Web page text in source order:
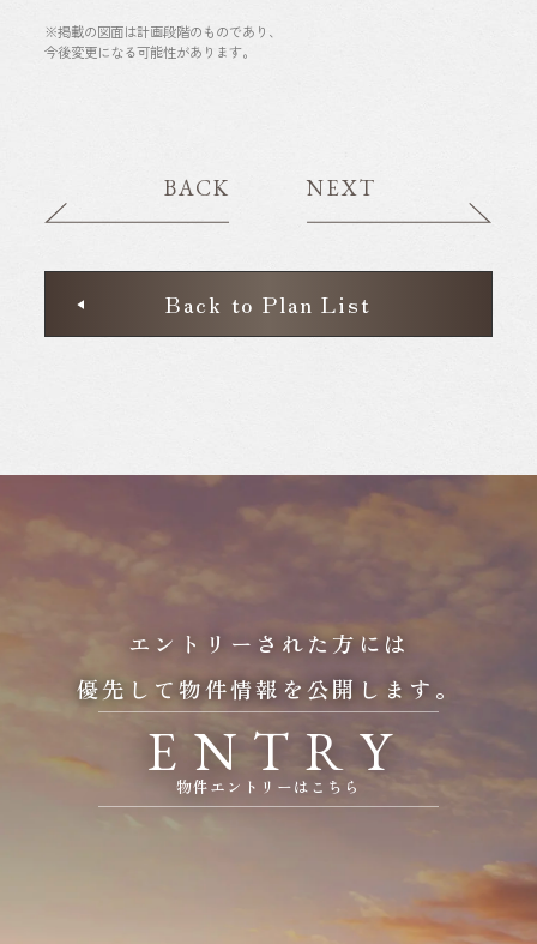
※掲載の図面は計画段階のものであり、
今後変更になる可能性があります。
BACK NEXT
Back to Plan List
エントリーされた方には
優先して物件情報を公開します。
E N T RY
物件エントリーはこちら